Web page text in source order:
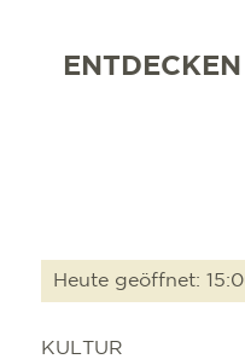
ENTDECKEN
Heute geöffnet:
KULTUR